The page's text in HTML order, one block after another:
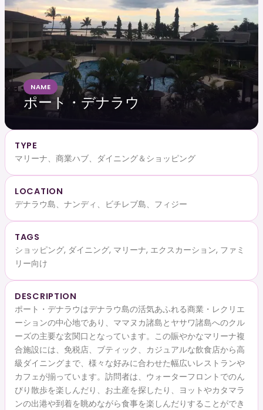
NAME
ポート・デナラウ
TYPE
マリーナ、商業ハブ、ダイニング＆ショッピング
LOCATION
デナラウ島、ナンディ、ビチレブ島、フィジー
TAGS
ショッピング, ダイニング, マリーナ, エクスカーション, ファミ
リー向け
DESCRIPTION
ポート・デナラウはデナラウ島の活気あふれる商業・レクリエ
ーションの中心地であり、ママヌカ諸島とヤサワ諸島へのクル
ーズの主要な玄関口となっています。この賑やかなマリーナ複
合施設には、免税店、ブティック、カジュアルな飲食店から高
級ダイニングまで、様々な好みに合わせた幅広いレストランや
カフェが揃っています。訪問者は、ウォーターフロントでのん
びり散歩を楽しんだり、お土産を探したり、ヨットやカタマラ
ンの出港や到着を眺めながら食事を楽しんだりすることができ